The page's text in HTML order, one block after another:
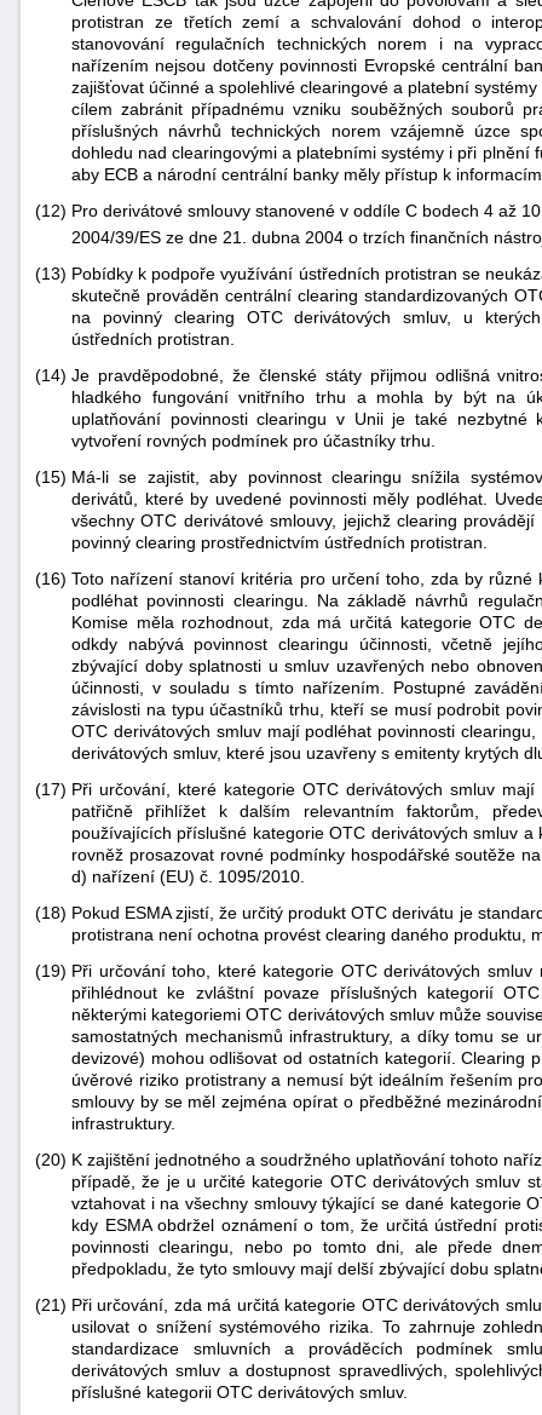
protistran ze třetích zemí a schvalování dohod o
stanovování regulačních technických norem i na
nařízením nejsou dotčeny povinnosti Evropské centrální
zajišťovat účinné a spolehlivé clearingové a platební
cílem zabránit případnému vzniku souběžných souborů
příslušných návrhů technických norem vzájemně úzce
dohledu nad clearingovými a platebními systémy i při
aby ECB a národní centrální banky měly přístup k
(12) Pro derivátové smlouvy stanovené v oddíle C bodech 4 až
2004/39/ES ze dne 21. dubna 2004 o trzích finančních
(13) Pobídky k podpoře využívání ústředních protistran se
skutečně prováděn centrální clearing standardizovaných
na povinný clearing OTC derivátových smluv, u
ústředních protistran.
(14) Je pravděpodobné, že členské státy přijmou odlišná
hladkého fungování vnitřního trhu a mohla by být na
uplatňování povinnosti clearingu v Unii je také
vytvoření rovných podmínek pro účastníky trhu.
(15) Má-li se zajistit, aby povinnost clearingu snížila
derivátů, které by uvedené povinnosti měly podléhat.
všechny OTC derivátové smlouvy, jejichž clearing
povinný clearing prostřednictvím ústředních protistran.
(16) Toto nařízení stanoví kritéria pro určení toho, zda by
podléhat povinnosti clearingu. Na základě návrhů
Komise měla rozhodnout, zda má určitá kategorie OTC
odkdy nabývá povinnost clearingu účinnosti, včetně
zbývající doby splatnosti u smluv uzavřených nebo
účinnosti, v souladu s tímto nařízením. Postupné
závislosti na typu účastníků trhu, kteří se musí podrobit
OTC derivátových smluv mají podléhat povinnosti
derivátových smluv, které jsou uzavřeny s emitenty krytých
(17) Při určování, které kategorie OTC derivátových smluv
patřičně přihlížet k dalším relevantním faktorům,
používajících příslušné kategorie OTC derivátových smluv
rovněž prosazovat rovné podmínky hospodářské soutěže
d) nařízení (EU) č. 1095/2010.
(18) Pokud ESMA zjistí, že určitý produkt OTC derivátu je
protistrana není ochotna provést clearing daného produktu,
(19) Při určování toho, které kategorie OTC derivátových
přihlédnout ke zvláštní povaze příslušných kategorií
některými kategoriemi OTC derivátových smluv může
samostatných mechanismů infrastruktury, a díky tomu se
devizové) mohou odlišovat od ostatních kategorií. Clearing
úvěrové riziko protistrany a nemusí být ideálním řešením
smlouvy by se měl zejména opírat o předběžné
infrastruktury.
(20) K zajištění jednotného a soudržného uplatňování tohoto
případě, že je u určité kategorie OTC derivátových smluv
vztahovat i na všechny smlouvy týkající se dané kategorie
kdy ESMA obdržel oznámení o tom, že určitá ústřední
povinnosti clearingu, nebo po tomto dni, ale přede
předpokladu, že tyto smlouvy mají delší zbývající dobu
(21) Při určování, zda má určitá kategorie OTC derivátových
usilovat o snížení systémového rizika. To zahrnuje
standardizace smluvních a prováděcích podmínek
derivátových smluv a dostupnost spravedlivých,
příslušné kategorii OTC derivátových smluv.